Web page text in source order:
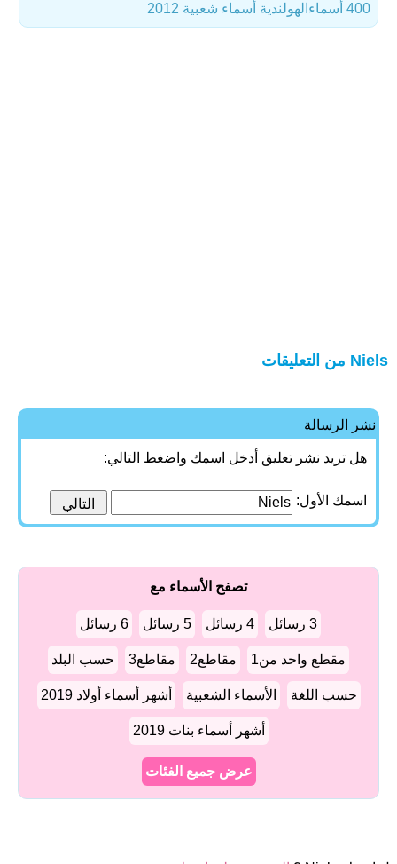
الهولندية أسماء شعبية 2012 400 أسماء
Niels من التعليقات
نشر الرسالة
هل تريد نشر تعليق أدخل اسمك واضغط التالي:
اسمك الأول:
تصفح الأسماء مع
3 رسائل 4 رسائل 5 رسائل 6 رسائل
مقطع واحد من1 مقاطع2 مقاطع3 حسب البلد
حسب اللغة الأسماء الشعبية أشهر أسماء أولاد 2019
أشهر أسماء بنات 2019
عرض جميع الفئات